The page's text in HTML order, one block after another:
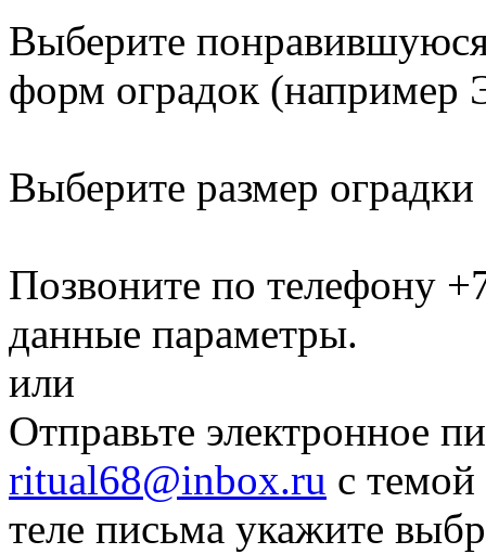
Выберите
форм оградок (например
Выберите размер оградки
Позвоните по телефону
данные параметры.
или
Отправьте электронное
ritual68@inbox.ru с
теле письма укажите